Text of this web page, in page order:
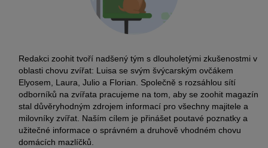
© everydoghasastory / stock.adobe.com
délku života, a to dvanáct až šestnáct let. Pokud jste si vybrali
zlatého retrívra z dobrého chovu, můžete se těšit na mnoho let
© Mikkel Bigandt / stock.adobe.com
Zdravé štěně přináší spoustu radosti.
červení irští setři. V jedné linii dokonce došlo ke křížení s pískově
zbarveným ohařem. Z těchto kříženců se nakonec vyvinul zlatý
retrívr, jak ho známe dnes. V roce 1913 bylo plemeno oficiálně
V souladu s původním cílem chovu byl zlatý retrívr původně
používán k „práci po výstřelu“. Jeho hlavním úkolem bylo přinést
ulovenou zvěř k lovci, což mu umožňoval měkký stisk čelisti.
Redakci zoohit tvoří nadšený tým s dlouholetými zkušenostmi v
oblasti chovu zvířat: Luisa se svým švýcarským ovčákem
Elyosem, Laura, Julio a Florian. Společně s rozsáhlou sítí
odborníků na zvířata pracujeme na tom, aby se zoohit magazín
stal důvěryhodným zdrojem informací pro všechny majitele a
milovníky zvířat. Naším cílem je přinášet poutavé poznatky a
užitečné informace o správném a druhově vhodném chovu
domácích mazlíčků.